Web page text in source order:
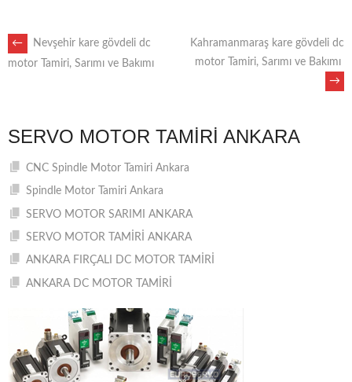
POST
←
Nevşehir kare gövdeli dc
motor Tamiri, Sarımı ve Bakımı
Kahramanmaraş kare gövdeli dc
motor Tamiri, Sarımı ve Bakımı
→
SERVO MOTOR TAMIRI ANKARA
CNC Spindle Motor Tamiri Ankara
Spindle Motor Tamiri Ankara
SERVO MOTOR SARIMI ANKARA
SERVO MOTOR TAMİRİ ANKARA
ANKARA FIRÇALI DC MOTOR TAMİRİ
ANKARA DC MOTOR TAMİRİ